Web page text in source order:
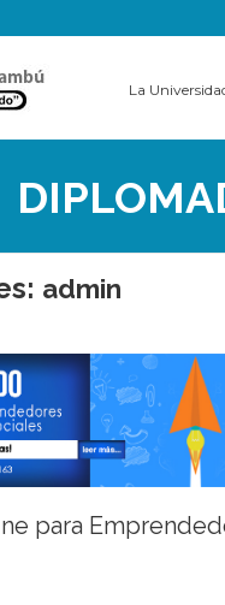
La
admin
para